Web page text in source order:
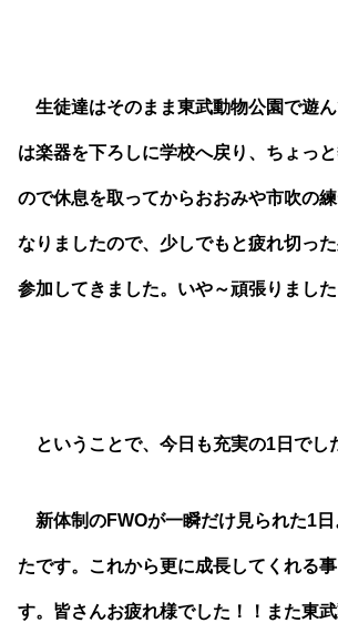
生徒達はそのまま東武動物公園で遊
は楽器を下ろしに学校へ戻り、ちょっ
ので休息を取ってからおおみや市吹の
なりましたので、少しでもと疲れ切っ
参加してきました。いや～頑張りました
ということで、今日も充実の1日でし
新体制のFWOが一瞬だけ見られた1日
たです。これから更に成長してくれる
す。皆さんお疲れ様でした！！また東